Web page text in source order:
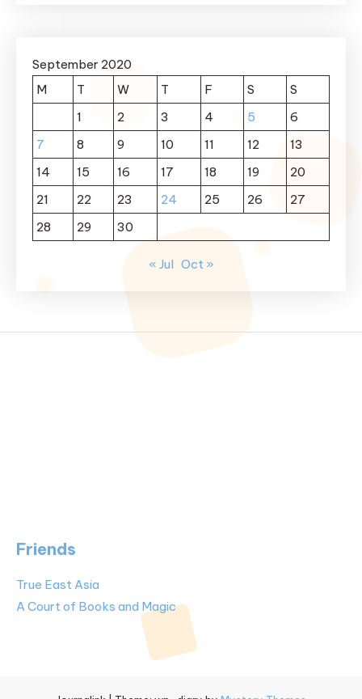
September 2020
M
T W T F S
S
1
2 3 4 5
6
7
8 9 10 11 12
13
14
15 16 17 18 19
20
21
22 23 24 25 26
27
28
29 30
« Jul Oct »
Friends
True East Asia
A Court of Books and Magic